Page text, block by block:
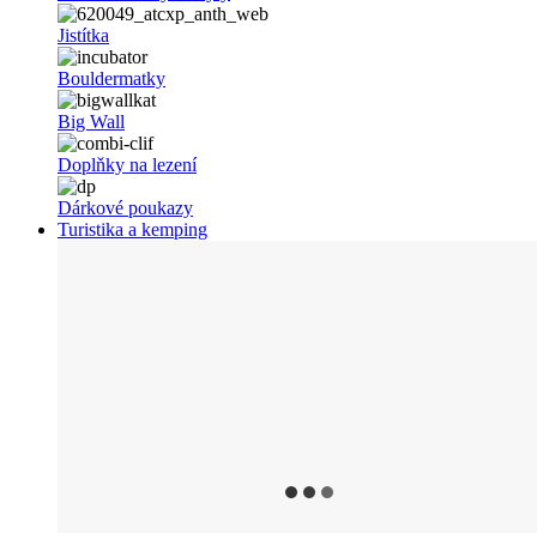
Jistítka
Bouldermatky
Big Wall
Doplňky na lezení
Dárkové poukazy
Turistika a kemping